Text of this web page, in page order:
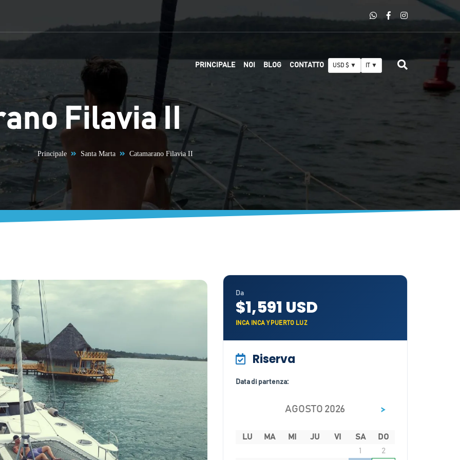
PRINCIPALE NOI BLOG CONTATTO USD $ ▼ IT ▼
Filavia II
Principale Santa Marta Catamarano Filavia II
Da
$1,591 USD
INCA INCA Y PUERTO LUZ
Riserva
Data di partenza:
AGOSTO 2026 >
LU MA MI JU VI SA
DO
1
2